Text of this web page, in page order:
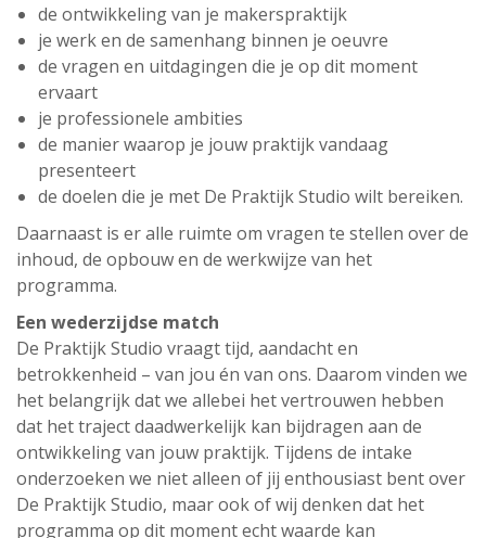
de ontwikkeling van je makerspraktijk
je werk en de samenhang binnen je oeuvre
de vragen en uitdagingen die je op dit moment
ervaart
je professionele ambities
de manier waarop je jouw praktijk vandaag
presenteert
de doelen die je met De Praktijk Studio wilt bereiken.
Daarnaast is er alle ruimte om vragen te stellen over de
inhoud, de opbouw en de werkwijze van het
programma.
Een wederzijdse match
De Praktijk Studio vraagt tijd, aandacht en
betrokkenheid – van jou én van ons. Daarom vinden we
het belangrijk dat we allebei het vertrouwen hebben
dat het traject daadwerkelijk kan bijdragen aan de
ontwikkeling van jouw praktijk. Tijdens de intake
onderzoeken we niet alleen of jij enthousiast bent over
De Praktijk Studio, maar ook of wij denken dat het
programma op dit moment echt waarde kan